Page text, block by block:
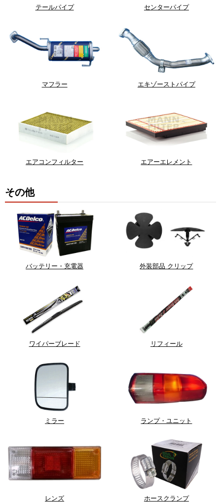
テールパイプ センターパイプ
マフラー エキゾーストパイプ
エアコンフィルター エアーエレメント
その他
バッテリー・充電器 外装部品 クリップ
ワイパーブレード リフィール
ミラー ランプ・ユニット
レンズ ホースクランプ